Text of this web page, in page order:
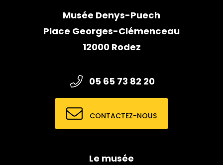
Musée Denys-Puech
Place Georges-Clémenceau
12000 Rodez
05 65 73 82 20
CONTACTEZ-NOUS
Le musée